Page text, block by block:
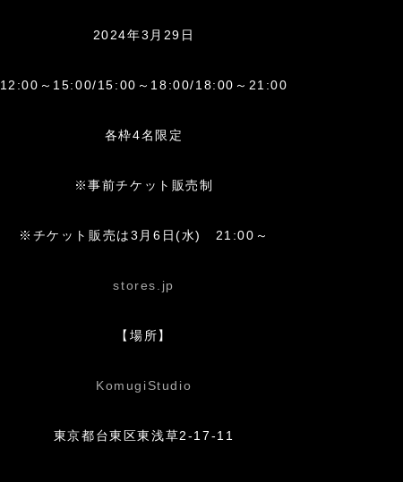
2024年3月29日
12:00～15:00/15:00～18:00/18:00～21:00
各枠4名限定
※事前チケット販売制
※チケット販売は3月6日(水) 21:00～
stores.jp
【場所】
KomugiStudio
東京都台東区東浅草2-17-11